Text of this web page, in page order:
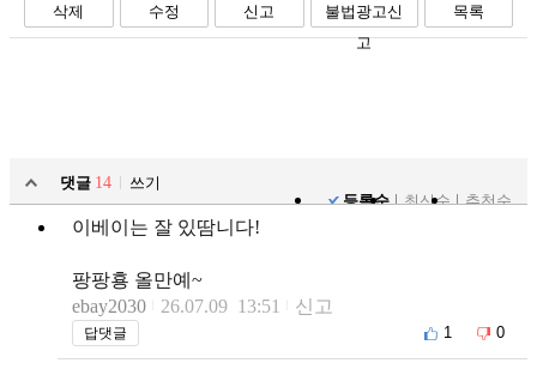
삭제 수정 신고
불법광고신
고
목록
댓글 14
쓰기
등록순
최신순 추천순
이베이는 잘 있땀니다!
팡팡횽 올만예~
ebay2030
26.07.09 13:51 신고
답댓글 1 0